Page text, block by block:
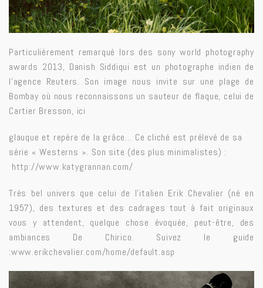
Particulièrement remarqué lors des sony world photography
awards 2013, Danish Siddiqui est un photographe indien de
l’agence Reuters. Son image nous invite sur une plage de
Bombay où nous reconnaissons un sauteur de flaque, celui de
Cartier Bresson, ici
glauque et repère de la grâce… Ce cliché est prélevé de sa
série « Westerns ». Son site (des plus minimalistes) :
http://www.katygrannan.com/
Très bel univers que celui de l’italien Erik Chevalier (né en
1957), des textures et des cadrages tout à fait originaux
vous y attendent, quelque chose évoquée, peut-être, des
ambiances De Chirico. Suivez le guide
:www.erikchevalier.com/home/default.asp